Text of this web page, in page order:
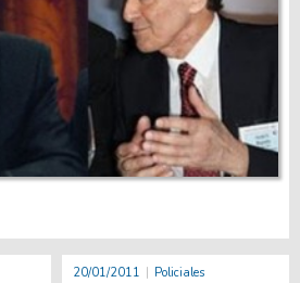
20/01/2011 Policiales